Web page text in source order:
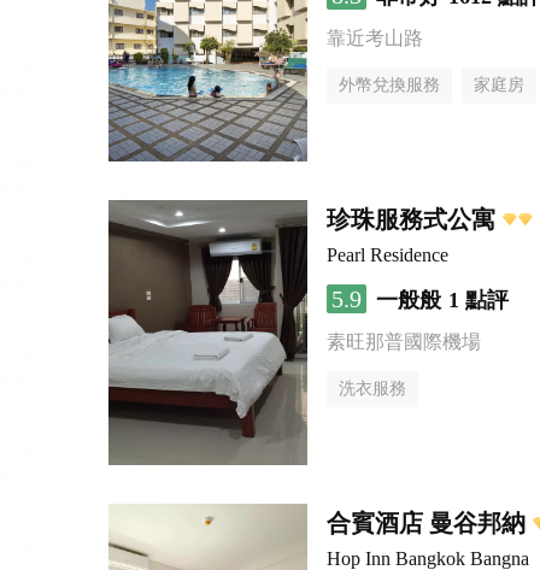
靠近考山路
外幣兌換服務 家庭房
珍珠服務式公寓
Pearl Residence
5.9 一般般 1 點評
素旺那普國際機場
洗衣服務
合賓酒店 曼谷邦納
Hop Inn Bangkok Bangna